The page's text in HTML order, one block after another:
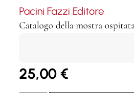
Pacini Fazzi Editore
Catalogo della mostra
25,00 €